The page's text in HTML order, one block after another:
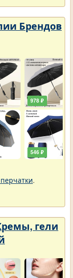
Брендов
978 ₽
546 ₽
.
гели